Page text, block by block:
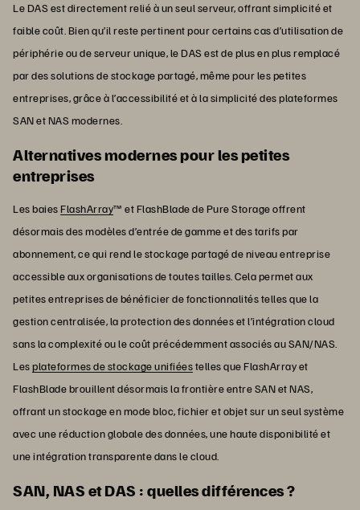
Le DAS est directement relié à un seul serveur, offrant simplicité et
faible coût. Bien qu’il reste pertinent pour certains cas d’utilisation de
périphérie ou de serveur unique, le DAS est de plus en plus remplacé
par des solutions de stockage partagé, même pour les petites
entreprises, grâce à l’accessibilité et à la simplicité des plateformes
SAN et NAS modernes.
Alternatives modernes pour les petites
entreprises
Les baiesFlashArray™ et FlashBlade de Pure Storage offrent
désormais des modèles d’entrée de gamme et des tarifs par
abonnement, ce qui rend le stockage partagé de niveau entreprise
accessible aux organisations de toutes tailles. Cela permet aux
petites entreprises de bénéficier de fonctionnalités telles que la
gestion centralisée, la protection des données et l’intégration cloud
sans la complexité ou le coût précédemment associés au SAN/NAS.
Lesplateformes de stockage unifiéestelles que FlashArray et
FlashBlade brouillent désormais la frontière entre SAN et NAS,
offrant un stockage en mode bloc, fichier et objet sur un seul système
avec une réduction globale des données, une haute disponibilité et
une intégration transparente dans le cloud.
SAN, NAS et DAS : quelles différences ?